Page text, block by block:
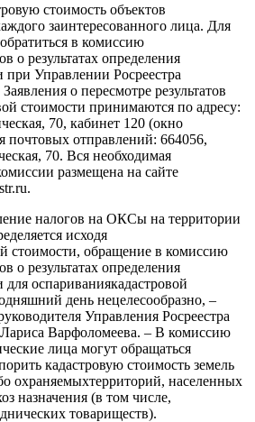
стоимость объектов
заинтересованного лица. Для
в комиссию
о результатах определения
при Управлении Росреестра
о пересмотре результатов
стоимости принимаются по адресу:
70, кабинет 120 (окно
почтовых отправлений: 664056,
70. Вся необходимая
размещена на сайте
налогов на ОКСы на территории
исходя
стоимости, обращение в комиссию
о результатах определения
для оспариваниякадастровой
день нецелесообразно, –
Управления Росреестра
Варфоломеева. – В комиссию
лица могут обращаться
кадастровую стоимость земель
охраняемыхтерриторий, населенных
назначения (в том числе,
товариществ).